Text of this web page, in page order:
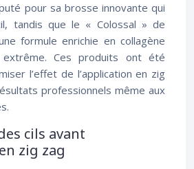
pour sa brosse innovante qui
tandis que le « Colossal » de
formule enrichie en collagène
Ces produits ont été
l’effet de l’application en zig
professionnels même aux
cils avant
zig zag